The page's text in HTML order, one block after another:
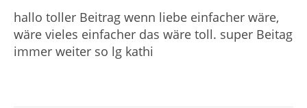
hallo toller Beitrag wenn liebe einfacher wäre,
wäre vieles einfacher das wäre toll. super Beitag
immer weiter so lg kathi